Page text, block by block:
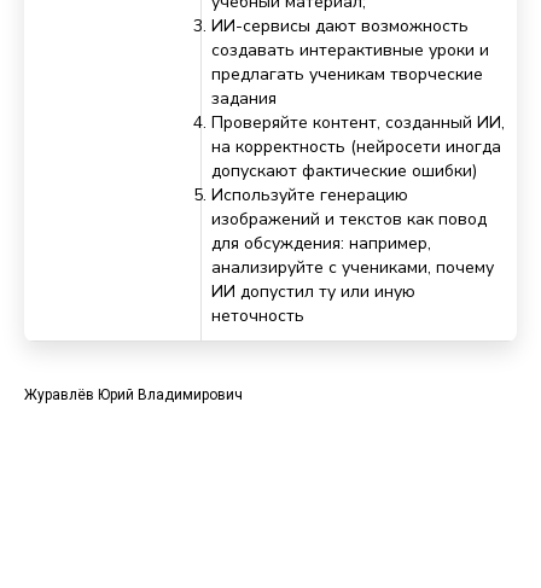
ИИ-сервисы дают возможность
создавать интерактивные уроки и
предлагать ученикам творческие
задания
Проверяйте контент, созданный ИИ,
на корректность (нейросети иногда
допускают фактические ошибки)
Используйте генерацию
изображений и текстов как повод
для обсуждения: например,
анализируйте с учениками, почему
ИИ допустил ту или иную
неточность
Журавлёв Юрий Владимирович